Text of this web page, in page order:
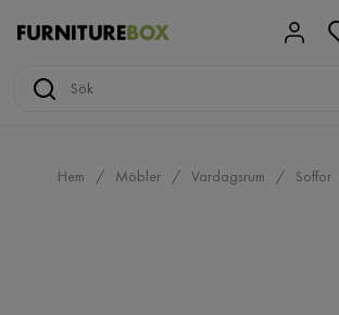
Hem Möbler Vardagsrum Soffor